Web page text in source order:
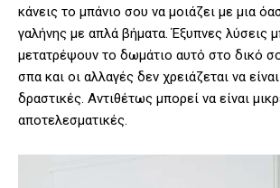
κάνεις το μπάνιο σου να μοιάζει με μια
γαλήνης με απλά βήματα. Έξυπνες λύσεις
μετατρέψουν το δωμάτιο αυτό στο δικό
σπα και οι αλλαγές δεν χρειάζεται να
δραστικές. Αντιθέτως μπορεί να είναι
αποτελεσματικές.